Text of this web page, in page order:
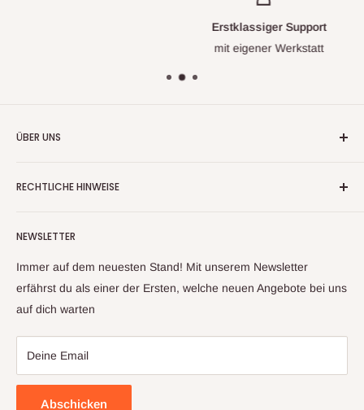
Erstklassiger Support
mit eigener Werkstatt
ÜBER UNS
Lieferantennetzwerk, können wir ihnen ein großes Sortiment
an Artikeln anbieten. Sollte sich trotz sorgfältiger Prüfung mal
ein Artikel zu ihnen auf den Weg gemacht haben, welcher
nicht ihren Erwartungen entspricht, kontaktieren sie uns bitte
RECHTLICHE HINWEISE
Impressum
Datenschutzerklärung
Widerrufsbelehrung & Widerrufsformula
Allgemeine Geschäftsbedingungen
NEWSLETTER
Immer auf dem neuesten Stand! Mit unserem Newsletter
erfährst du als einer der Ersten, welche neuen Angebote bei uns
auf dich warten
Deine Email
Abschicken